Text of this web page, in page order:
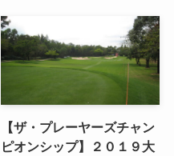
【ザ・プレーヤーズチャン
ピオンシップ】２０１９大